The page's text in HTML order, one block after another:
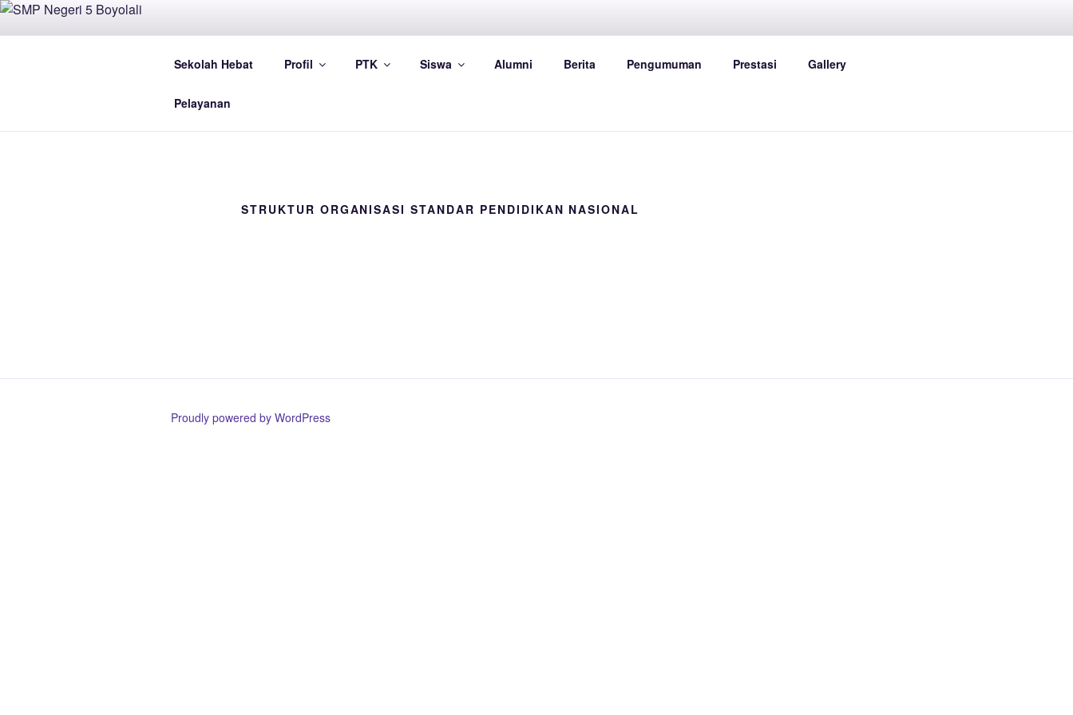
Skip
SMP NEGERI 5 BOYOLALI
Sekolah Hebat Profil PTK Siswa Alumni Berita Pengumuman Prestasi Gallery
Pelayanan
STRUKTUR ORGANISASI STANDAR PENDIDIKAN NASIONAL
Proudly powered by WordPress